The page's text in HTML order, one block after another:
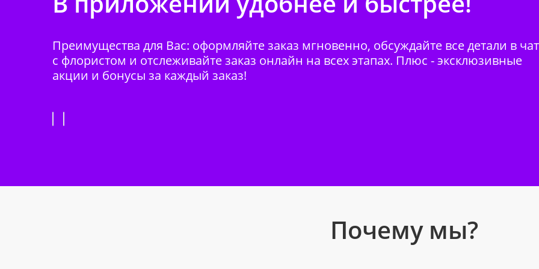
Преимущества для Вас: оформляйте заказ мгновенно, обсуждайте все детали в
с флористом и отслеживайте заказ онлайн на всех этапах. Плюс - эксклюзивные
акции и бонусы за каждый заказ!
Почему мы?